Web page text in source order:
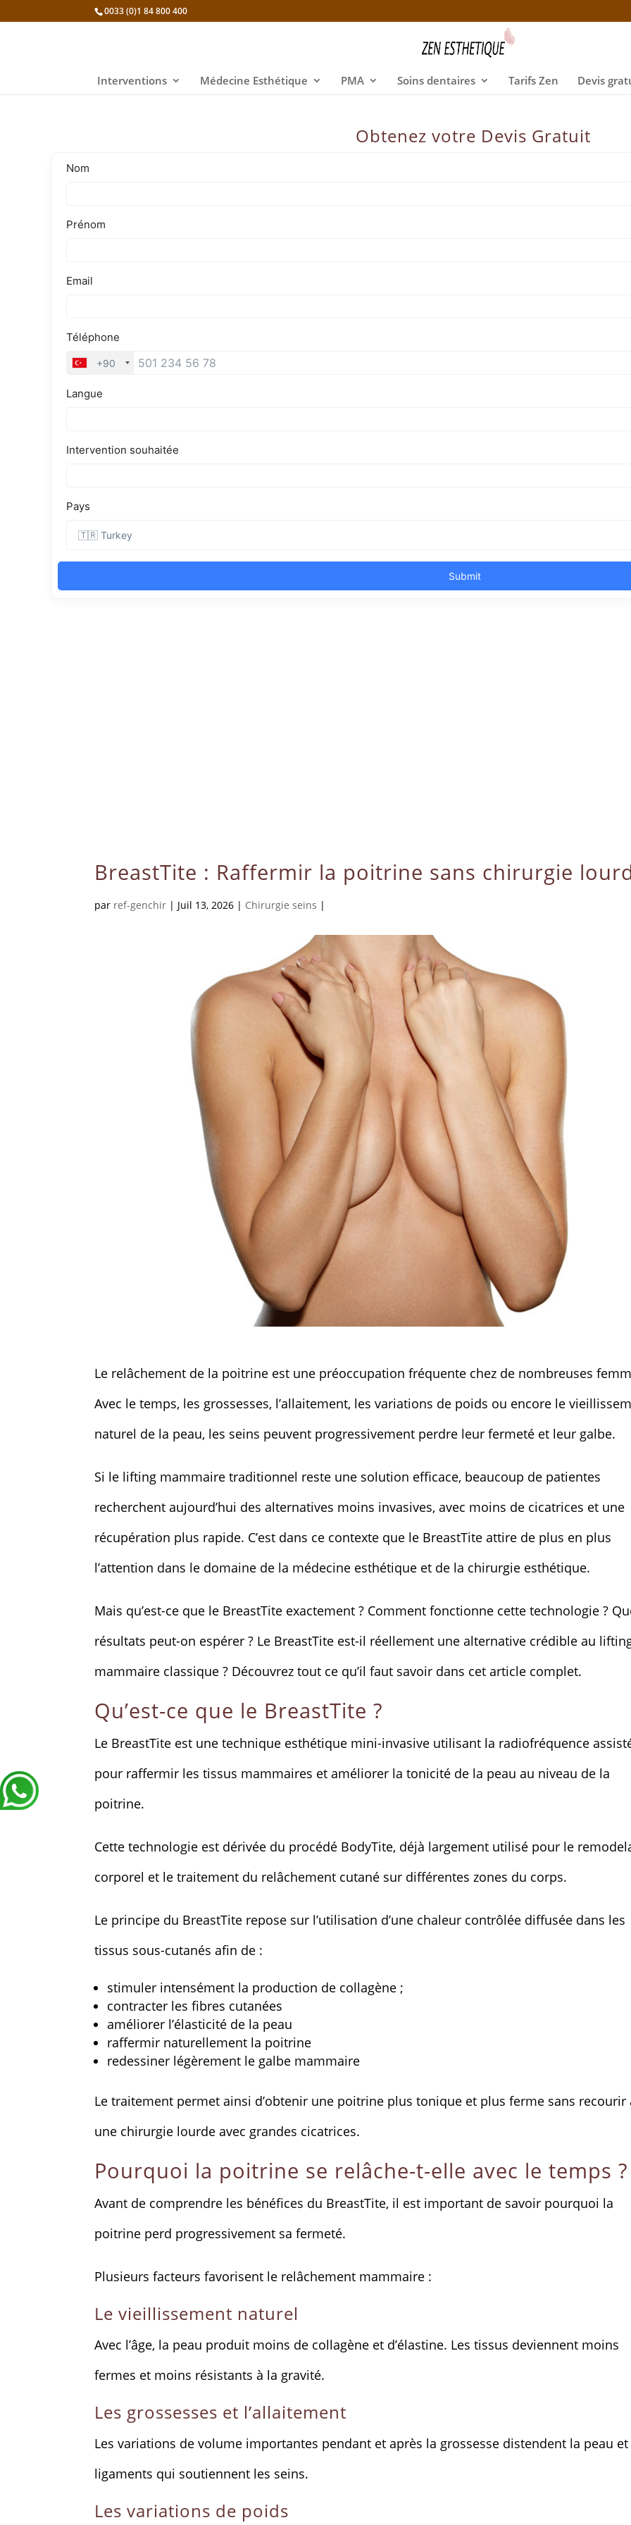
Obtenez votre Devis Gratuit
0033 (0)1 84 800 400
Interventions Médecine Esthétique PMA Soins dentaires Tarifs Zen Devis
BreastTite : Raffermir la poitrine sans chirurgie
par ref-genchir | Juil 13, 2026 | Chirurgie seins |
Le relâchement de la poitrine est une préoccupation fréquente chez de nombreuses
Avec le temps, les grossesses, l’allaitement, les variations de poids ou encore le
naturel de la peau, les seins peuvent progressivement perdre leur fermeté et leur galbe.
Si le lifting mammaire traditionnel reste une solution efficace, beaucoup de patientes
recherchent aujourd’hui des alternatives moins invasives, avec moins de cicatrices et une
récupération plus rapide. C’est dans ce contexte que le BreastTite attire de plus en plus
l’attention dans le domaine de la médecine esthétique et de la chirurgie esthétique.
Mais qu’est-ce que le BreastTite exactement ? Comment fonctionne cette technologie ?
résultats peut-on espérer ? Le BreastTite est-il réellement une alternative crédible au
mammaire classique ? Découvrez tout ce qu’il faut savoir dans cet article complet.
Qu’est-ce que le BreastTite ?
Le BreastTite est une technique esthétique mini-invasive utilisant la radiofréquence
pour raffermir les tissus mammaires et améliorer la tonicité de la peau au niveau de la
poitrine.
Cette technologie est dérivée du procédé BodyTite, déjà largement utilisé pour le
corporel et le traitement du relâchement cutané sur différentes zones du corps.
Le principe du BreastTite repose sur l’utilisation d’une chaleur contrôlée diffusée dans les
tissus sous-cutanés afin de :
stimuler intensément la production de collagène ;
contracter les fibres cutanées
améliorer l’élasticité de la peau
raffermir naturellement la poitrine
redessiner légèrement le galbe mammaire
Le traitement permet ainsi d’obtenir une poitrine plus tonique et plus ferme sans recourir
une chirurgie lourde avec grandes cicatrices.
Pourquoi la poitrine se relâche-t-elle avec le temps ?
Avant de comprendre les bénéfices du BreastTite, il est important de savoir pourquoi la
poitrine perd progressivement sa fermeté.
Plusieurs facteurs favorisent le relâchement mammaire :
Le vieillissement naturel
Avec l’âge, la peau produit moins de collagène et d’élastine. Les tissus deviennent moins
fermes et moins résistants à la gravité.
Les grossesses et l’allaitement
Les variations de volume importantes pendant et après la grossesse distendent la peau
ligaments qui soutiennent les seins.
Les variations de poids